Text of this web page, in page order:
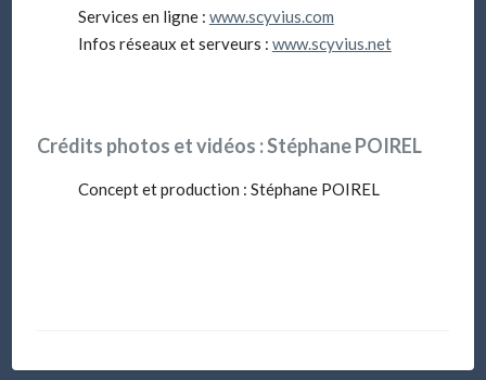
Services en ligne : www.scyvius.com
Infos réseaux et serveurs : www.scyvius.net
Crédits photos et vidéos :Stéphane POIREL
Concept et production : Stéphane POIREL